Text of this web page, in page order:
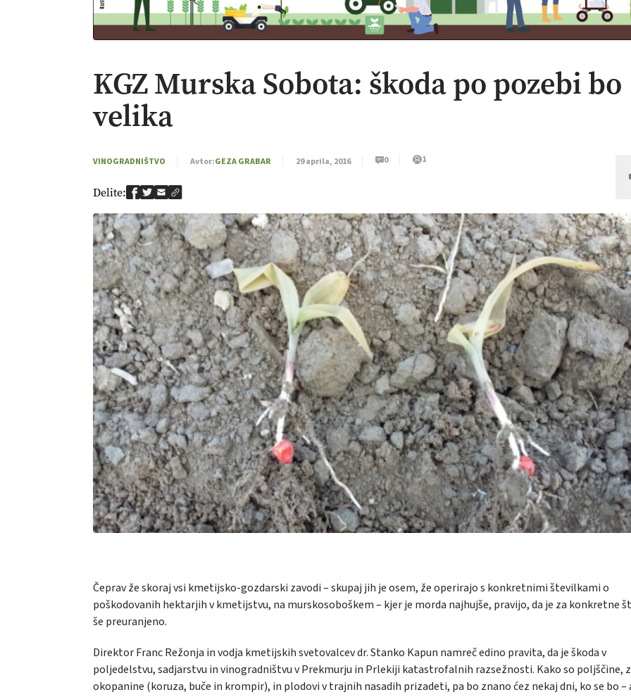
KGZ Murska Sobota: škoda po pozebi bo
velika
VINOGRADNIŠTVO Avtor:GEZA GRABAR 29 aprila, 2016 0 1
Delite:
Čeprav že skoraj vsi kmetijsko-gozdarski zavodi – skupaj jih je osem, že operirajo s konkretnimi številkami o
poškodovanih hektarjih v kmetijstvu, na murskosoboškem – kjer je morda najhujše, pravijo, da je za konkretne
še preuranjeno.
Direktor Franc Režonja in vodja kmetijskih svetovalcev dr. Stanko Kapun namreč edino pravita, da je škoda v
poljedelstvu, sadjarstvu in vinogradništvu v Prekmurju in Prlekiji katastrofalnih razsežnosti. Kako so poljščine,
okopanine (koruza, buče in krompir), in plodovi v trajnih nasadih prizadeti, pa bo znano ćez nekaj dni, ko se bo –